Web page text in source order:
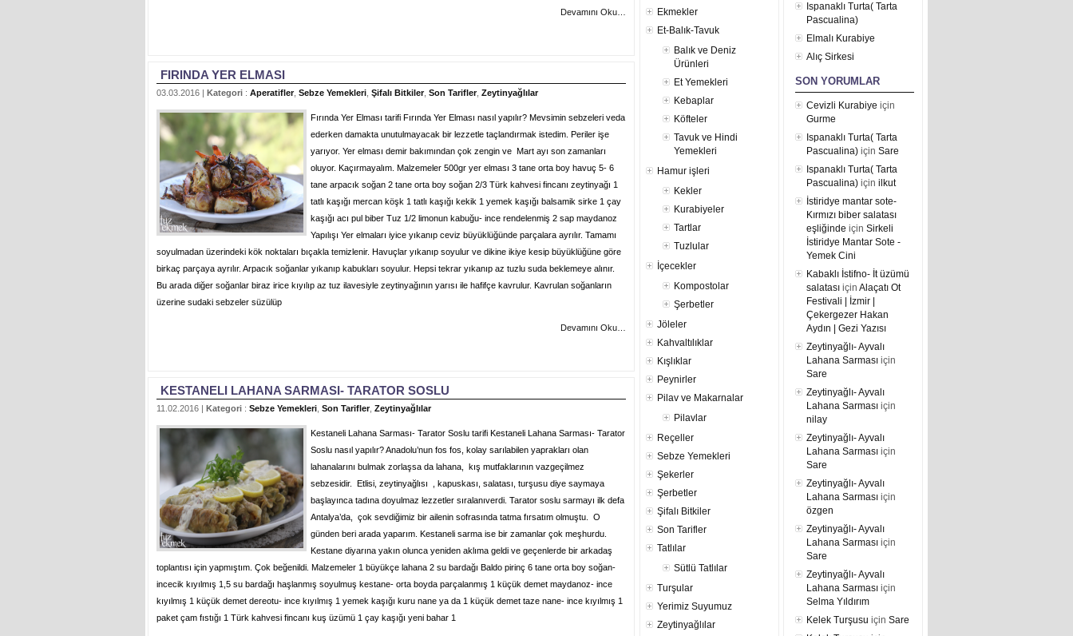
Devamını Oku…
FIRINDA YER ELMASI
03.03.2016 | Kategori : Aperatifler, Sebze Yemekleri Şifalı Bitkiler, Son Tarifler, Zeytinyağlılar
Fırında Yer Elması tarifi Fırında Yer Elması nasıl yapılır? Mevsimin sebzeleri veda
ederken damakta unutulmayacak bir lezzetle taçlandırmak istedim. Periler işe
yarıyor. Yer elması demir bakımından çok zengin ve Mart ayı son zamanları
oluyor. Kaçırmayalım. Malzemeler 500gr yer elması 3 tane orta boy havuç 5- 6
tane arpacık soğan 2 tane orta boy soğan 2/3 Türk kahvesi fincanı zeytinyağı 1
tatlı kaşığı mercan köşk 1 tatlı kaşığı kekik 1 yemek kaşığı balsamik sirke 1 çay
kaşığı acı pul biber Tuz 1/2 limonun kabuğu- ince rendelenmiş 2 sap maydanoz
Yapılışı Yer elmaları iyice yıkanıp ceviz büyüklüğünde parçalara ayrılır. Tamamı
soyulmadan üzerindeki kök noktaları bıçakla temizlenir. Havuçlar yıkanıp soyulur ve dikine ikiye kesip büyüklüğüne göre
birkaç parçaya ayrılır. Arpacık soğanlar yıkanıp kabukları soyulur. Hepsi tekrar yıkanıp az tuzlu suda beklemeye alınır.
Bu arada diğer soğanlar biraz irice kıyılıp az tuz ilavesiyle zeytinyağının yarısı ile hafifçe kavrulur. Kavrulan soğanların
üzerine sudaki sebzeler süzülüp
Devamını Oku…
KESTANELI LAHANA SARMASI- TARATOR SOSLU
11.02.2016 | Kategori : Sebze Yemekleri Son Tarifler, Zeytinyağlılar
Kestaneli Lahana Sarması- Tarator Soslu tarifi Kestaneli Lahana Sarması- Tarator
Soslu nasıl yapılır? Anadolu’nun fos fos, kolay sarılabilen yaprakları olan
lahanalarını bulmak zorlaşsa da lahana, kış mutfaklarının vazgeçilmez
sebzesidir. Etlisi, zeytinyağlısı , kapuskası, salatası, turşusu diye saymaya
başlayınca tadına doyulmaz lezzetler sıralanıverdi. Tarator soslu sarmayı ilk defa
Antalya’da, çok sevdiğimiz bir ailenin sofrasında tatma fırsatım olmuştu. O
günden beri arada yaparım. Kestaneli sarma ise bir zamanlar çok meşhurdu.
Kestane diyarına yakın olunca yeniden aklıma geldi ve geçenlerde bir arkadaş
toplantısı için yapmıştım. Çok beğenildi. Malzemeler 1 büyükçe lahana 2 su bardağı Baldo pirinç 6 tane orta boy soğan-
incecik kıyılmış 1,5 su bardağı haşlanmış soyulmuş kestane- orta boyda parçalanmış 1 küçük demet maydanoz- ince
kıyılmış 1 küçük demet dereotu- ince kıyılmış 1 yemek kaşığı kuru nane ya da 1 küçük demet taze nane- ince kıyılmış 1
paket çam fıstığı 1 Türk kahvesi fincanı kuş üzümü 1 çay kaşığı yeni bahar 1
Ekmekler
Et-Balık-Tavuk
Balık ve Deniz
Ürünleri
Et Yemekleri
Kebaplar
Köfteler
Tavuk ve Hindi
Yemekleri
Hamur işleri
Kekler
Kurabiyeler
Tartlar
Tuzlular
İçecekler
Kompostolar
Şerbetler
Jöleler
Kahvaltılıklar
Kışlıklar
Peynirler
Pilav ve Makarnalar
Pilavlar
Reçeller
Sebze Yemekleri
Şekerler
Şerbetler
Şifalı Bitkiler
Son Tarifler
Tatlılar
Sütlü Tatlılar
Turşular
Yerimiz Suyumuz
Zeytinyağlılar
Ispanaklı Turta( Tarta
Pascualina)
Elmalı Kurabiye
Alıç Sirkesi
SON YORUMLAR
Cevizli Kurabiye için
Gurme
Ispanaklı Turta( Tarta
Pascualina) için Sare
Ispanaklı Turta( Tarta
Pascualina) için ilkut
İstiridye mantar sote-
Kırmızı biber salatası
eşliğinde için Sirkeli
İstiridye Mantar Sote -
Yemek Cini
Kabaklı İstifno- İt üzümü
salatası için Alaçatı Ot
Festivali | İzmir |
Çekergezer Hakan
Aydın | Gezi Yazısı
Zeytinyağlı- Ayvalı
Lahana Sarması için
Sare
Zeytinyağlı- Ayvalı
Lahana Sarması için
nilay
Zeytinyağlı- Ayvalı
Lahana Sarması için
Sare
Zeytinyağlı- Ayvalı
Lahana Sarması için
özgen
Zeytinyağlı- Ayvalı
Lahana Sarması için
Sare
Zeytinyağlı- Ayvalı
Lahana Sarması için
Selma Yıldırım
Kelek Turşusu için Sare